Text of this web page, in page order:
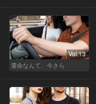
Vol.13
運命なんて、今さら